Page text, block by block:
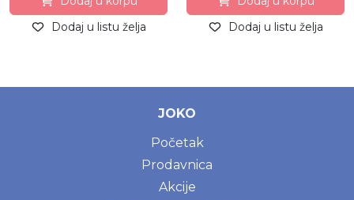
Dodaj u listu želja
Dodaj u listu želja
JOKO
Početak
Prodavnica
Akcije